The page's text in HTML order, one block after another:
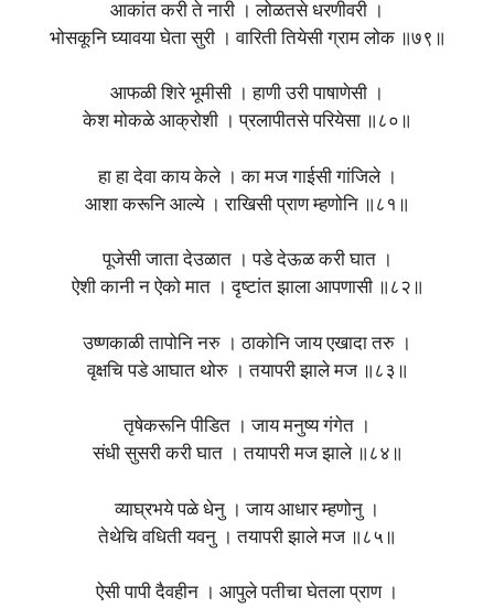
आकांत करी ते नारी । लोळतसे धरणीवरी ।
भोसकूनि घ्यावया घेता सुरी । वारिती तियेसी ग्राम लोक ॥७९॥
आफळी शिरे भूमीसी । हाणी उरी पाषाणेसी ।
केश मोकळे आक्रोशी । प्रलापीतसे परियेसा ॥८०॥
हा हा देवा काय केले । का मज गाईसी गांजिले ।
आशा करूनि आल्ये । राखिसी प्राण म्हणोनि ॥८१॥
पूजेसी जाता देउळात । पडे देऊळ करी घात ।
ऐशी कानी न ऐको मात । दृष्टांत झाला आपणासी ॥८२॥
उष्णकाळी तापोनि नरु । ठाकोनि जाय एखादा तरु ।
वृक्षचि पडे आघात थोरु । तयापरी झाले मज ॥८३॥
तृषेकरूनि पीडित । जाय मनुष्य गंगेत ।
संधी सुसरी करी घात । तयापरी मज झाले ॥८४॥
व्याघ्रभये पळे धेनु । जाय आधार म्हणोनु ।
तेथेचि वधिती यवनु । तयापरी झाले मज ॥८५॥
ऐसी पापी दैवहीन । आपुले पतीचा घेतला प्राण ।